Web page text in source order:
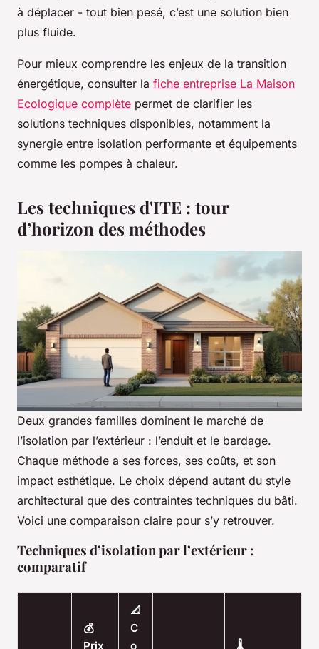
à déplacer - tout bien pesé, c’est une solution bien
plus fluide.
Pour mieux comprendre les enjeux de la transition
énergétique, consulter la fiche entreprise La Maison
Ecologique complète permet de clarifier les
solutions techniques disponibles, notamment la
synergie entre isolation performante et équipements
comme les pompes à chaleur.
Les techniques d'ITE : tour
d’horizon des méthodes
Deux grandes familles dominent le marché de
l’isolation par l’extérieur : l’enduit et le bardage.
Chaque méthode a ses forces, ses coûts, et son
impact esthétique. Le choix dépend autant du style
architectural que des contraintes techniques du bâti.
Voici une comparaison claire pour s’y retrouver.
Techniques d’isolation par l’extérieur :
comparatif
💰
Prix
📐
C
o
🌡️